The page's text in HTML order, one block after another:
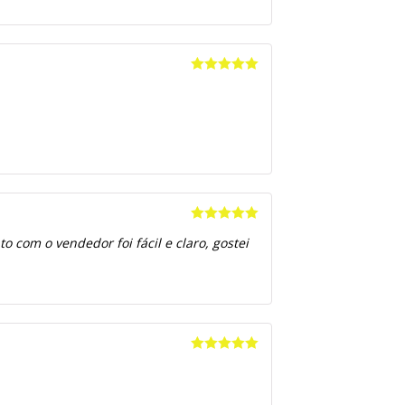
de 5
com o vendedor foi fácil e claro, gostei